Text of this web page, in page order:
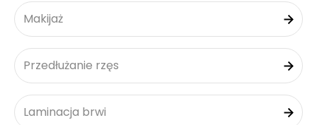
Makijaż
Przedłużanie rzęs
Laminacja brwi